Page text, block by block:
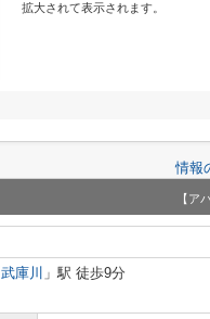
拡大されて表示されます。
情報
【ア
武庫川 」駅 徒歩9分